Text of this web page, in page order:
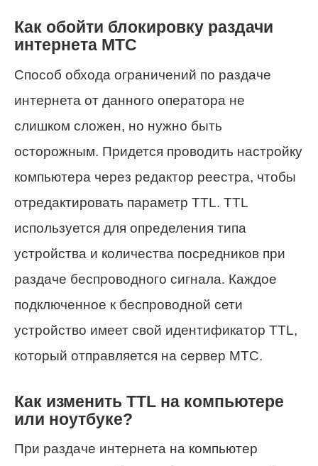
Как обойти блокировку раздачи
интернета МТС
Способ обхода ограничений по раздаче
интернета от данного оператора не
слишком сложен, но нужно быть
осторожным. Придется проводить настройку
компьютера через редактор реестра, чтобы
отредактировать параметр TTL. TTL
используется для определения типа
устройства и количества посредников при
раздаче беспроводного сигнала. Каждое
подключенное к беспроводной сети
устройство имеет свой идентификатор TTL,
который отправляется на сервер МТС.
Как изменить TTL на компьютере
или ноутбуке?
При раздаче интернета на компьютер